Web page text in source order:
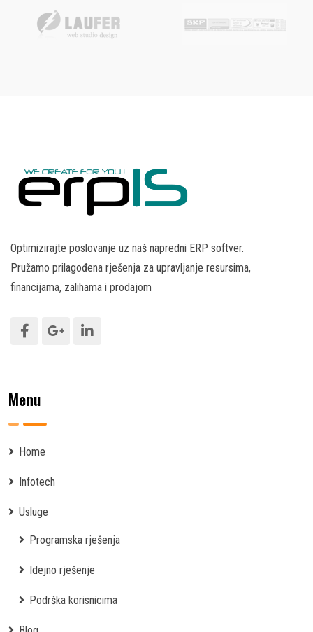
Optimizirajte poslovanje uz naš napredni ERP softver.
Pružamo prilagođena rješenja za upravljanje resursima,
financijama, zalihama i prodajom
Menu
Home
Infotech
Usluge
Programska rješenja
Idejno rješenje
Podrška korisnicima